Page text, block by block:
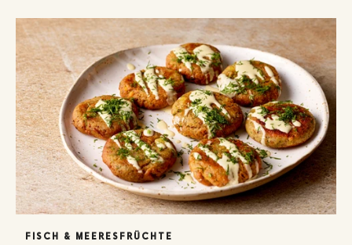
FISCH & MEERESFRÜCHTE